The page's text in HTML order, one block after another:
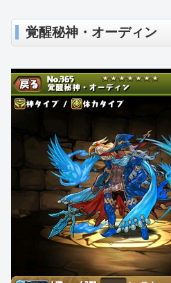
覚醒秘神・オーディン